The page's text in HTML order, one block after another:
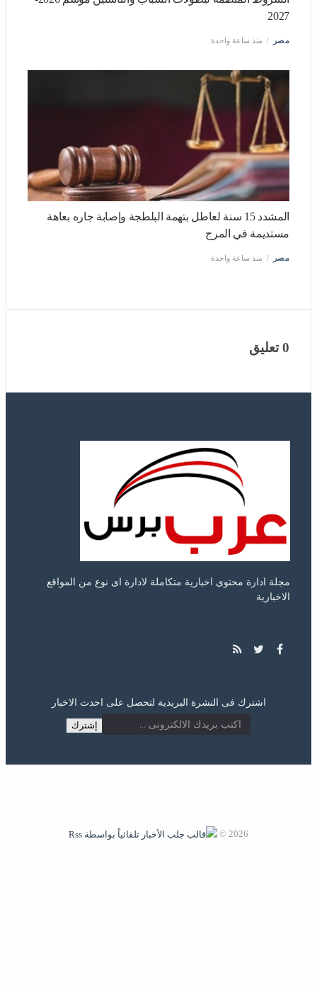
2027
مصر منذ ساعة واحدة
المشدد 15 سنة لعاطل بتهمة البلطجة وإصابة جاره بعاهة
مستديمة في المرج
0 تعليق
مجلة ادارة محتوى اخبارية متكاملة لادارة اى نوع من المواقع
الاخبارية
اشترك فى النشرة البريدية لتحصل على احدث الاخبار